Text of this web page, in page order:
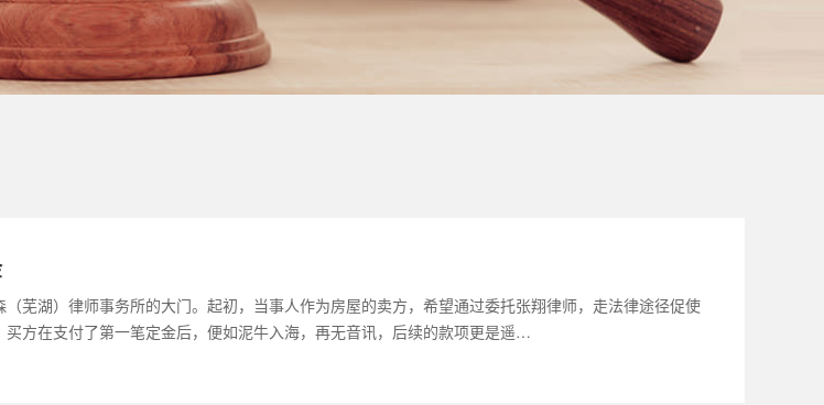
芜湖）律师事务所的大门。起初，当事人作为房屋的卖方，希望通过委托张翔律师，走法律途径促使
方在支付了第一笔定金后，便如泥牛入海，再无音讯，后续的款项更是遥…